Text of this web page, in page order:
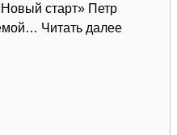
старт» Петр
Читать далее: